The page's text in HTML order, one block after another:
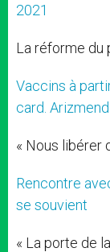
2021
La réforme du
Vaccins à
card.
« Nous libérer
Rencontre
se souvient
« La porte de